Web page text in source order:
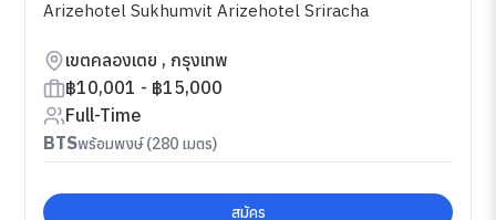
Arizehotel Sukhumvit Arizehotel Sriracha
เขตคลองเตย , กรุงเทพ
฿10,001 - ฿15,000
Full-Time
BTSพร้อมพงษ์ (280 เมตร)
สมัคร